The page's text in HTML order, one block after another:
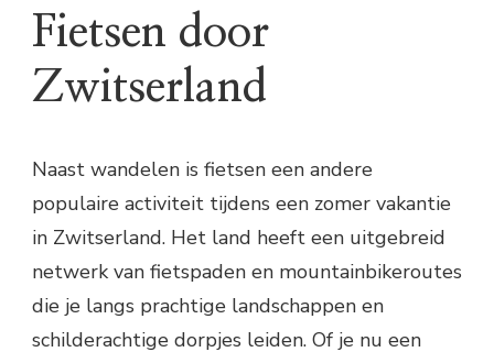
Fietsen door
Zwitserland
Naast wandelen is fietsen een andere
populaire activiteit tijdens een zomer vakantie
in Zwitserland. Het land heeft een uitgebreid
netwerk van fietspaden en mountainbikeroutes
die je langs prachtige landschappen en
schilderachtige dorpjes leiden. Of je nu een